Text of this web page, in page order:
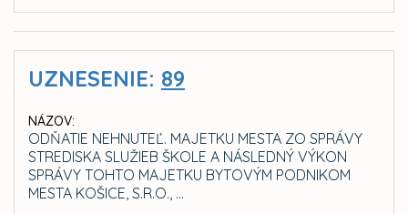
UZNESENIE: 89
NÁZOV:
ODŇATIE NEHNUTEĽ. MAJETKU MESTA ZO SPRÁVY
STREDISKA SLUŽIEB ŠKOLE A NÁSLEDNÝ VÝKON
SPRÁVY TOHTO MAJETKU BYTOVÝM PODNIKOM
MESTA KOŠICE, S.R.O., ...